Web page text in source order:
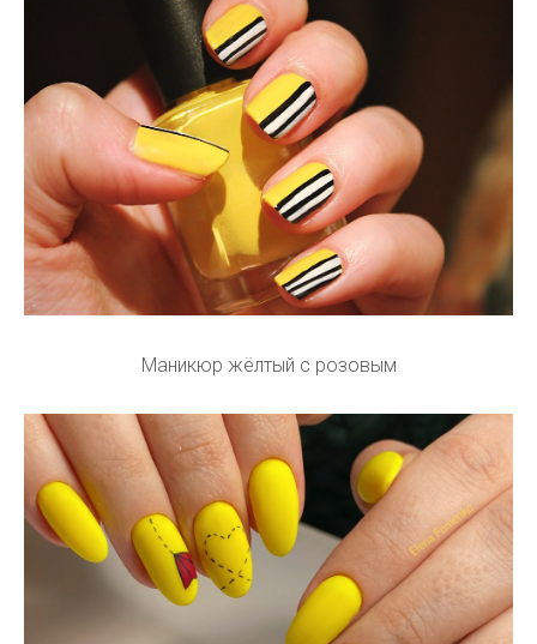
Маникюр жёлтый с розовым